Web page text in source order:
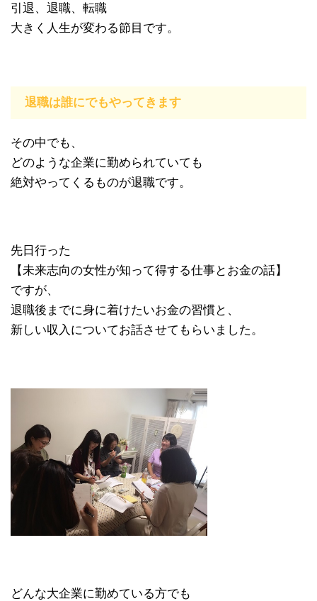
引退、退職、転職
大きく人生が変わる節目です。
退職は誰にでもやってきます
その中でも、
どのような企業に勤められていても
絶対やってくるものが退職です。
先日行った
【未来志向の女性が知って得する仕事とお金の話】
ですが、
退職後までに身に着けたいお金の習慣と、
新しい収入についてお話させてもらいました。
どんな大企業に勤めている方でも